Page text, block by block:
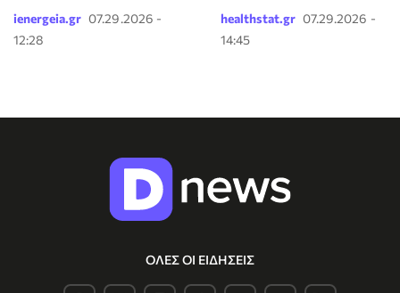
ienergeia.gr 07.29.2026 -
12:28
healthstat.gr 07.29.2026 -
14:45
ΟΛΕΣ ΟΙ ΕΙΔΗΣΕΙΣ